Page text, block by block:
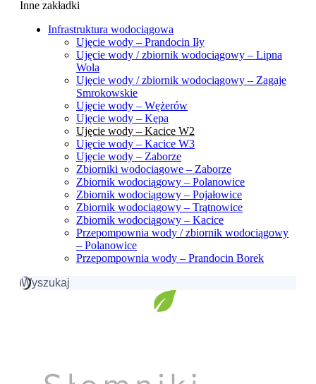
Inne zakładki
Infrastruktura wodociągowa
Ujęcie wody – Prandocin Iły
Ujęcie wody / zbiornik wodociągowy – Lipna
Wola
Ujęcie wody / zbiornik wodociągowy – Zagaje
Smrokowskie
Ujęcie wody – Wężerów
Ujęcie wody – Kępa
Ujęcie wody – Kacice W2
Ujęcie wody – Kacice W3
Ujęcie wody – Zaborze
Zbiorniki wodociągowe – Zaborze
Zbiornik wodociągowy – Polanowice
Zbiornik wodociągowy – Pojałowice
Zbiornik wodociągowy – Trątnowice
Zbiornik wodociągowy – Kacice
Przepompownia wody / zbiornik wodociągowy
– Polanowice
Przepompownia wody – Prandocin Borek
Szukaj: